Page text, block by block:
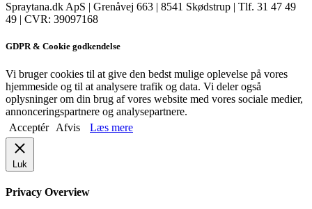
Spraytana.dk ApS | Grenåvej 663 | 8541 Skødstrup | Tlf. 31 47 49
49 | CVR: 39097168
GDPR & Cookie godkendelse
Vi bruger cookies til at give den bedst mulige oplevelse på vores
hjemmeside og til at analysere trafik og data. Vi deler også
oplysninger om din brug af vores website med vores sociale medier,
annonceringspartnere og analysepartnere.
Acceptér
Afvis Læs mere
Luk
Privacy Overview